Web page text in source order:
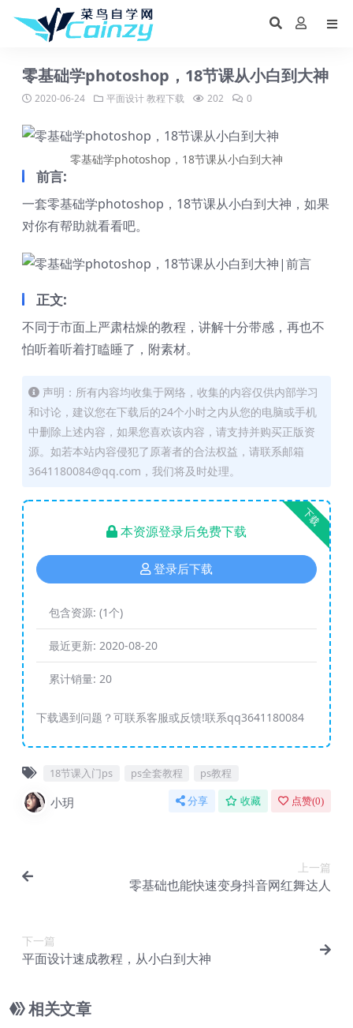
零基础学photoshop，18节课从小白到大神
2020-06-24 平面设计教程下载 202 0
零基础学photoshop，18节课从小白到大神
前言:
一套零基础学photoshop，18节课从小白到大神，如果
对你有帮助就看看吧。
正文:
不同于市面上严肃枯燥的教程，讲解十分带感，再也不
怕听着听着打瞌睡了，附素材。
声明：所有内容均收集于网络，收集的内容仅供内部学习
和讨论，建议您在下载后的24个小时之内从您的电脑或手机
中删除上述内容，如果您喜欢该内容，请支持并购买正版资
源。如若本站内容侵犯了原著者的合法权益，请联系邮箱
3641180084@qq.com，我们将及时处理。
下载
本资源登录后免费下载
登录后下载
包含资源: (1个)
最近更新: 2020-08-20
累计销量: 20
下载遇到问题？可联系客服或反馈!联系qq3641180084
18节课入门ps ps全套教程 ps教程
小玥 分享 收藏 点赞(0)
上一篇
零基础也能快速变身抖音网红舞达人
下一篇
平面设计速成教程，从小白到大神
相关文章